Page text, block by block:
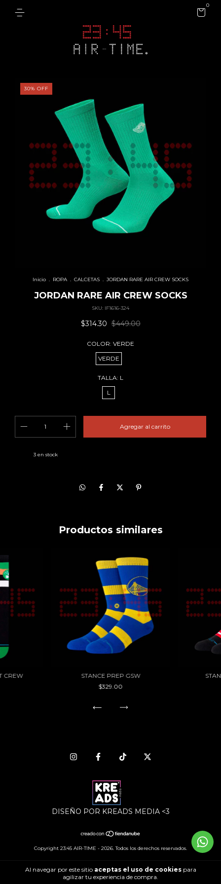
0
Al navegar por este sitio aceptas el uso de cookiespara
agilizar tu experiencia de compra.
30% OFF
Inicio . ROPA . CALCETAS . JORDAN RARE AIR CREW SOCKS
JORDAN RARE AIR CREW SOCKS
SKU: IF1616-324
$314.30 $449.00
COLOR: VERDE
VERDE
TALLA: L
L
3en stock
Productos similares
CREW
STANCE PREP GSW
$329.00
DISEÑO POR KREADS MEDIA <3
Copyright 23:45 AIR-TIME - 2026. Todos los derechos reservados.